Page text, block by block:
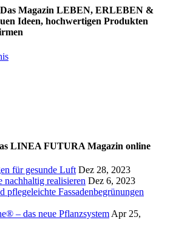
Magazin LEBEN, ERLEBEN &
Ideen, hochwertigen Produkten
LINEA FUTURA Magazin online
für gesunde Luft Dez 28, 2023
nachhaltig realisieren Dez 6, 2023
pflegeleichte Fassadenbegrünungen
– das neue Pflanzsystem Apr 25,